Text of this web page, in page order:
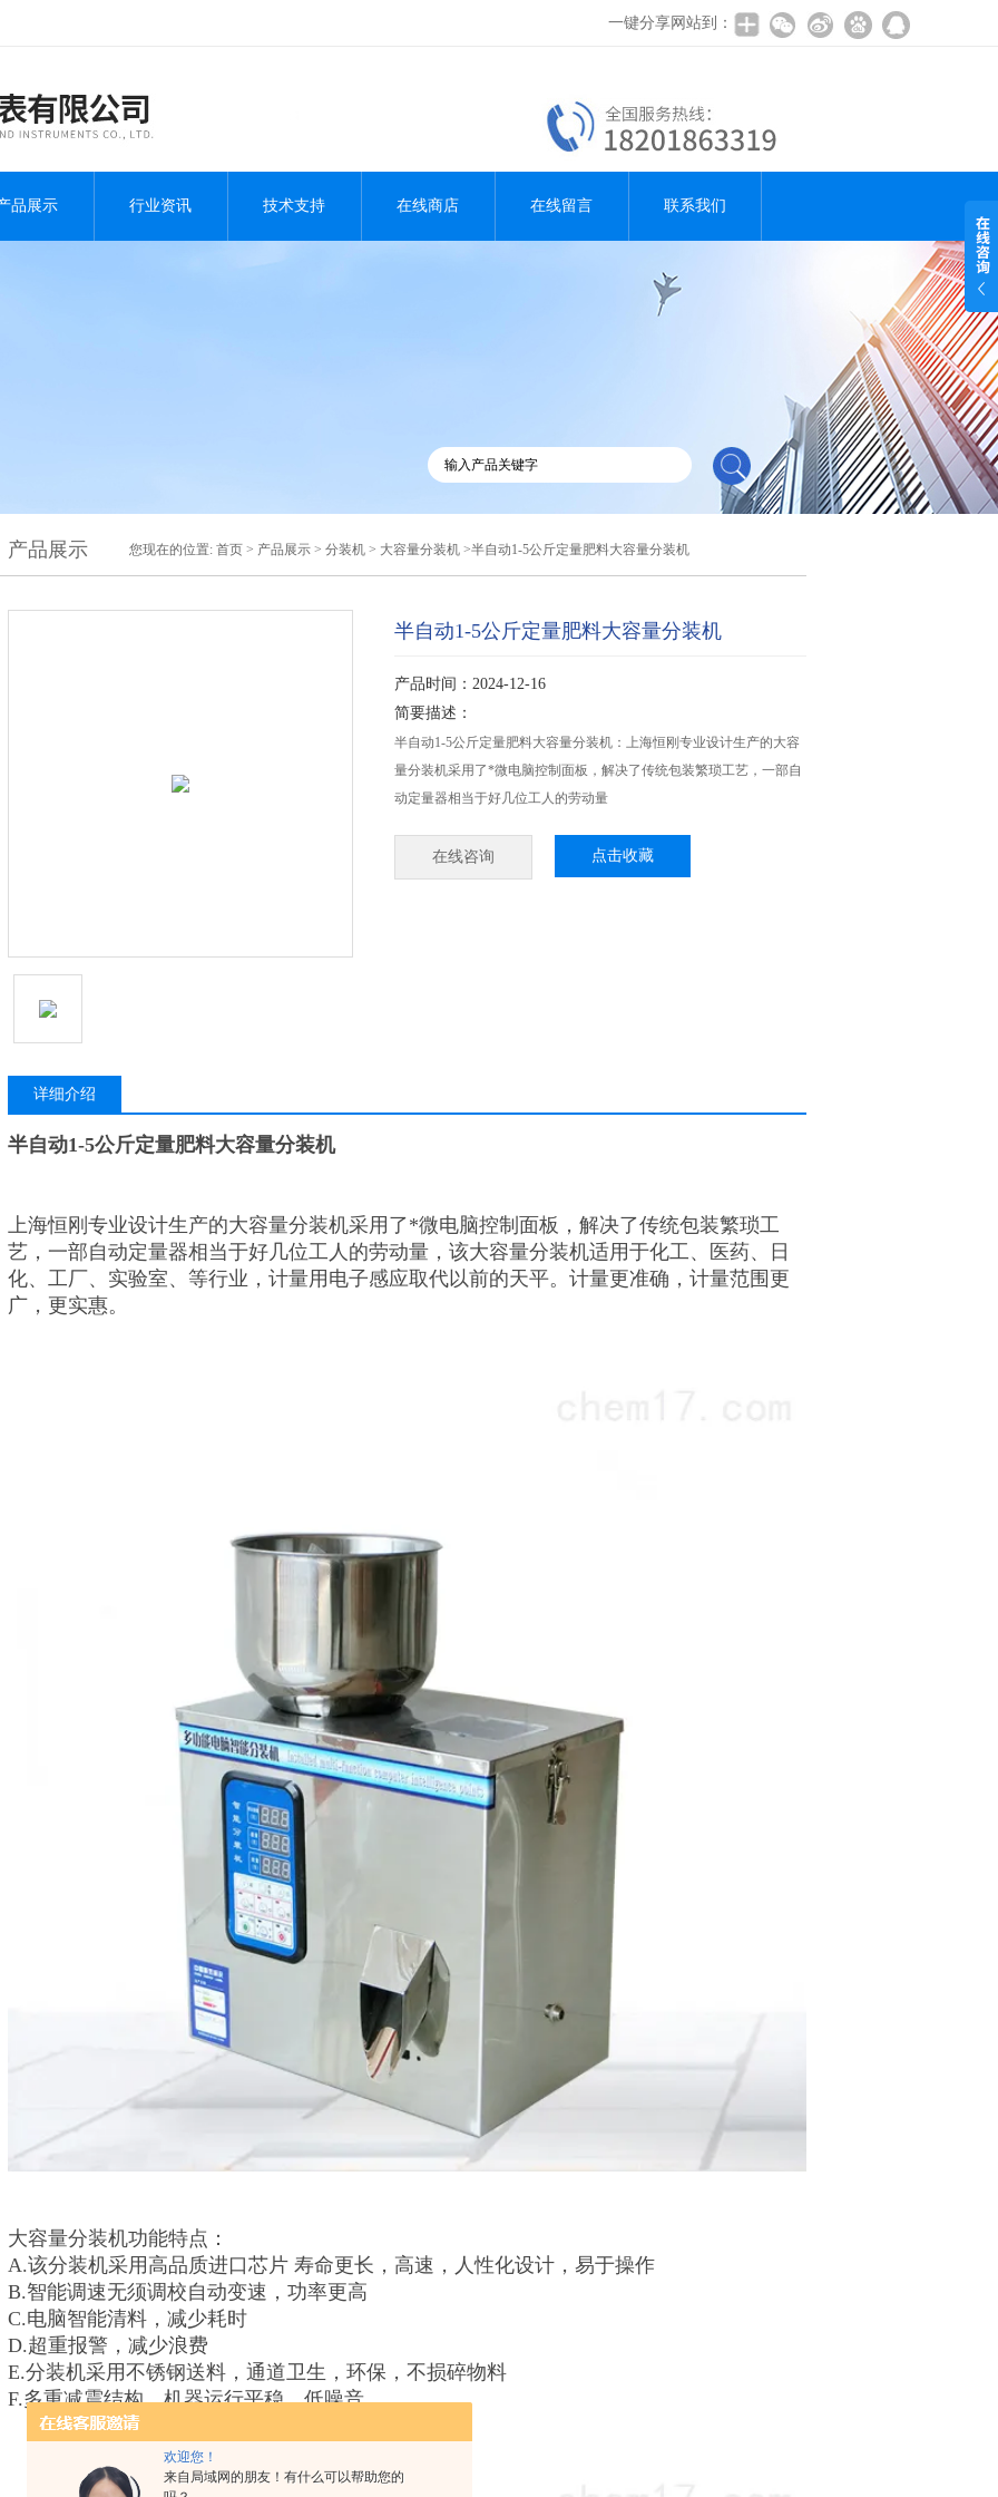
欢迎您！
来自局域网的朋友！有什么可以帮助您的
一键分享网站到：
品展示 行业资讯 技术支持 在线商店 在线留言 联系我们
产品展示 您现在的位置: 首页 > 产品展示 > 分装机 > 大容量分装机 >半自动1-5公斤定量肥料大容量分装机
半自动1-5公斤定量肥料大容量分装机
产品时间：2024-12-16
简要描述：
半自动1-5公斤定量肥料大容量分装机：上海恒刚专业设计生产的大容
量分装机采用了*微电脑控制面板，解决了传统包装繁琐工艺，一部自
动定量器相当于好几位工人的劳动量
在线咨询 点击收藏
详细介绍
半自动1-5公斤定量肥料大容量分装机
上海恒刚专业设计生产的大容量分装机采用了*微电脑控制面板，解决了传统包装繁琐工
艺，一部自动定量器相当于好几位工人的劳动量，该大容量分装机适用于化工、医药、日
化、工厂、实验室、等行业，计量用电子感应取代以前的天平。计量更准确，计量范围更
广，更实惠。
大容量分装机功能特点：
A.该分装机采用高品质进口芯片 寿命更长，高速，人性化设计，易于操作
B.智能调速无须调校自动变速，功率更高
C.电脑智能清料，减少耗时
D.超重报警，减少浪费
E.分装机采用不锈钢送料，通道卫生，环保，不损碎物料
F.多重减震结构，机器运行平稳，低噪音